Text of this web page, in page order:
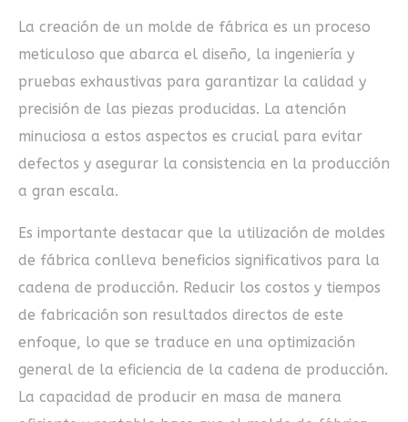
La creación de un molde de fábrica es un proceso
meticuloso que abarca el diseño, la ingeniería y
pruebas exhaustivas para garantizar la calidad y
precisión de las piezas producidas. La atención
minuciosa a estos aspectos es crucial para evitar
defectos y asegurar la consistencia en la producción
a gran escala.
Es importante destacar que la utilización de moldes
de fábrica conlleva beneficios significativos para la
cadena de producción. Reducir los costos y tiempos
de fabricación son resultados directos de este
enfoque, lo que se traduce en una optimización
general de la eficiencia de la cadena de producción.
La capacidad de producir en masa de manera